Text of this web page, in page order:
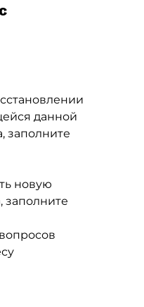
данной
заполните
новую
заполните